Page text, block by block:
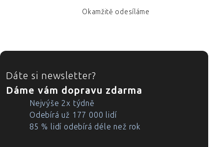
Okamžitě odesíláme
ZÁPATÍ
Dáte si newsletter?
Dáme vám dopravu zdarma
Nejvýše 2x týdně
Odebírá už 177 000 lidí
85 % lidí odebírá déle než rok